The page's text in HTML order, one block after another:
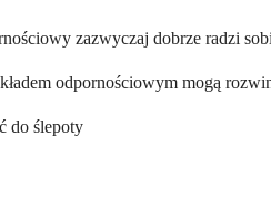
zazwyczaj dobrze radzi
odpornościowym mogą
do ślepoty